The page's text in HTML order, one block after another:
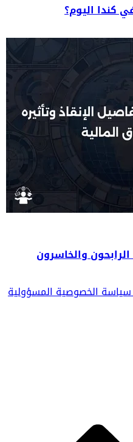
كندا اليوم؟
الرابحون والخاسرون
سياسة الخصوصيةالمسؤولية